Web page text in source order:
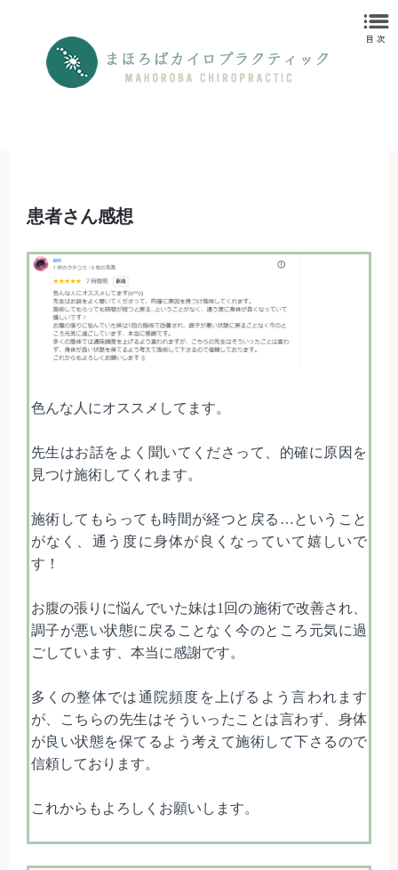
患者さん感想
色んな人にオススメしてます。
先生はお話をよく聞いてくださって、的確に原因を
見つけ施術してくれます。
施術してもらっても時間が経つと戻る…ということ
がなく、通う度に身体が良くなっていて嬉しいで
す！
お腹の張りに悩んでいた妹は1回の施術で改善され、
調子が悪い状態に戻ることなく今のところ元気に過
ごしています、本当に感謝です。
多くの整体では通院頻度を上げるよう言われます
が、こちらの先生はそういったことは言わず、身体
が良い状態を保てるよう考えて施術して下さるので
信頼しております。
これからもよろしくお願いします。